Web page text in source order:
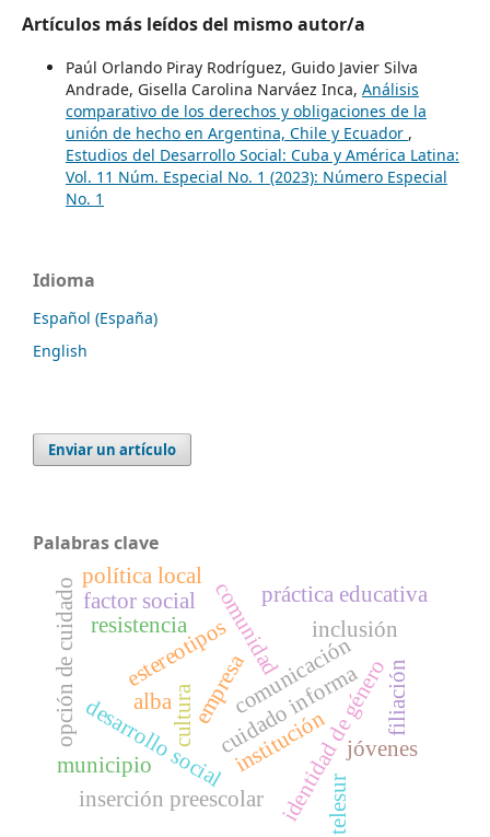
Artículos más leídos del mismo autor/a
Paúl Orlando Piray Rodríguez, Guido Javier Silva
Andrade, Gisella Carolina Narváez Inca, Análisis
comparativo de los derechos y obligaciones de la
unión de hecho en Argentina, Chile y Ecuador ,
Estudios del Desarrollo Social: Cuba y América Latina:
Vol. 11 Núm. Especial No. 1 (2023): Número Especial
No. 1
Idioma
Español (España)
English
Enviar un artículo
Palabras clave
identidad de género
comunicación
estereotipos
cultura
inclusión
jóvenes
desarrollo social
comunidadpráctica educativa
resistencia
institución
cuidado informa
opción de cuidado
inserción preescolar
empresa
alba
telesur
filiación
factor social
municipio
política local